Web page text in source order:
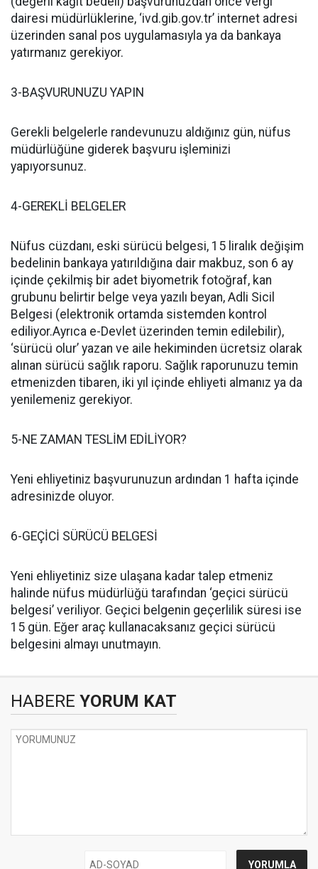
dairesi müdürlüklerine, ‘ivd.gib.gov.tr’ internet adresi
üzerinden sanal pos uygulamasıyla ya da bankaya
yatırmanız gerekiyor.
3-BAŞVURUNUZU YAPIN
Gerekli belgelerle randevunuzu aldığınız gün, nüfus
müdürlüğüne giderek başvuru işleminizi
yapıyorsunuz.
4-GEREKLİ BELGELER
Nüfus cüzdanı, eski sürücü belgesi, 15 liralık değişim
bedelinin bankaya yatırıldığına dair makbuz, son 6 ay
içinde çekilmiş bir adet biyometrik fotoğraf, kan
grubunu belirtir belge veya yazılı beyan, Adli Sicil
Belgesi (elektronik ortamda sistemden kontrol
ediliyor.Ayrıca e-Devlet üzerinden temin edilebilir),
‘sürücü olur’ yazan ve aile hekiminden ücretsiz olarak
alınan sürücü sağlık raporu. Sağlık raporunuzu temin
etmenizden tibaren, iki yıl içinde ehliyeti almanız ya da
yenilemeniz gerekiyor.
5-NE ZAMAN TESLİM EDİLİYOR?
Yeni ehliyetiniz başvurunuzun ardından 1 hafta içinde
adresinizde oluyor.
6-GEÇİCİ SÜRÜCÜ BELGESİ
Yeni ehliyetiniz size ulaşana kadar talep etmeniz
halinde nüfus müdürlüğü tarafından ‘geçici sürücü
belgesi’ veriliyor. Geçici belgenin geçerlilik süresi ise
15 gün. Eğer araç kullanacaksanız geçici sürücü
belgesini almayı unutmayın.
HABERE YORUM KAT